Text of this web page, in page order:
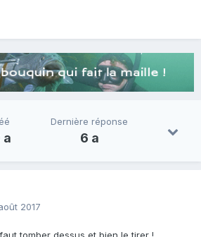
a
Dernière réponse
6 a
2017